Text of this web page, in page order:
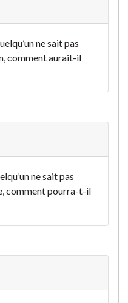
ne sait pas
comment aurait-il
ne sait pas
comment pourra-t-il